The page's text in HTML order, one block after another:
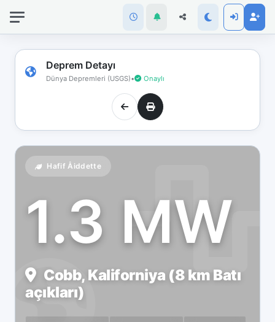
Deprem Detayı
Dünya Depremleri (USGS)• Onaylı
Hafif Åiddette
1.3 MW
Cobb, Kaliforniya (8 km Batı
açıkları)
bağlantınız
koptu!
Çevrimdışı
moddasınız.